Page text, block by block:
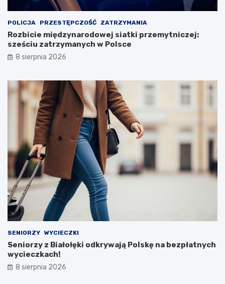
POLICJA PRZESTĘPCZOŚĆ ZATRZYMANIA
Rozbicie międzynarodowej siatki przemytniczej:
sześciu zatrzymanych w Polsce
8 sierpnia 2026
SENIORZY WYCIECZKI
Seniorzy z Białołęki odkrywają Polskę na bezpłatnych
wycieczkach!
8 sierpnia 2026